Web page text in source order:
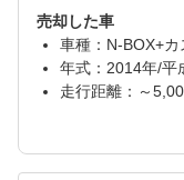
売却した車
車種：N-BOX+カ
年式：2014年/平
走行距離：～